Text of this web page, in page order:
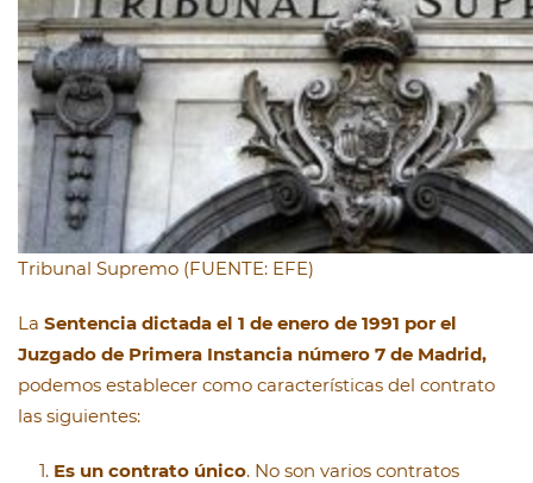
Tribunal Supremo (FUENTE: EFE)
La Sentencia dictada el 1 de enero de 1991 por el
Juzgado de Primera Instancia número 7 de Madrid,
podemos establecer como características del contrato
las siguientes:
Es un contrato único. No son varios contratos